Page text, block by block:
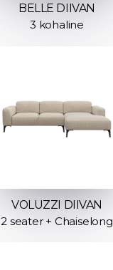
BELLE DIIVAN
3 kohaline
VOLUZZI DIIVAN
2 seater + Chaiselong